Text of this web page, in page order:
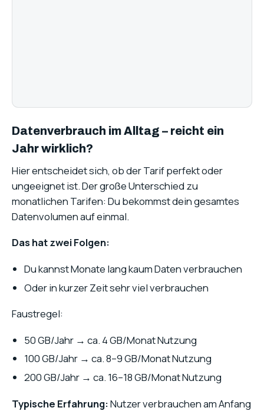
Datenverbrauch im Alltag – reicht ein
Jahr wirklich?
Hier entscheidet sich, ob der Tarif perfekt oder
ungeeignet ist. Der große Unterschied zu
monatlichen Tarifen: Du bekommst dein gesamtes
Datenvolumen auf einmal.
Das hat zwei Folgen:
Du kannst Monate lang kaum Daten verbrauchen
Oder in kurzer Zeit sehr viel verbrauchen
Faustregel:
50 GB/Jahr → ca. 4 GB/Monat Nutzung
100 GB/Jahr → ca. 8–9 GB/Monat Nutzung
200 GB/Jahr → ca. 16–18 GB/Monat Nutzung
Typische Erfahrung:Nutzer verbrauchen am Anfang